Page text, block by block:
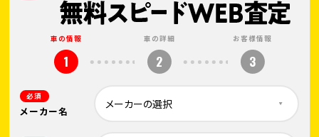
車の情報
1
車の詳細
2
お客様情報
3
必須
メーカー名